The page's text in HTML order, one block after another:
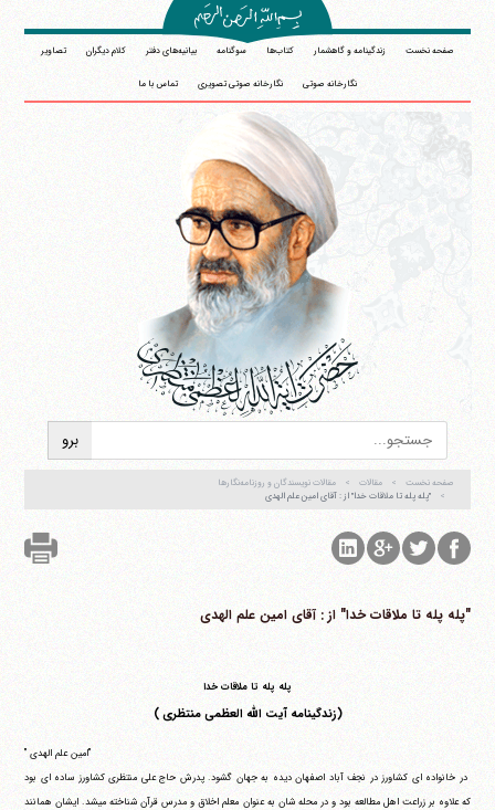
صفحه نخست زندگینامه و گاهشمار کتاب‌ها سوگنامه بیانیه‌های دفتر کلام دیگران تصاویر
نگارخانه صوتی نگارخانه صوتی تصویری تماس با ما
صفحه نخست مقالات
مقالات نویسندگان و روزنامه‌نگارها
"‏پله پله تا ملاقات خدا‏" از : آقای امین علم الهدی‏‏
"‏پله پله تا ملاقات خدا‏" از : آقای امین علم الهدی‏‏
پله پله تا ملاقات خدا
(زندگینامه آیت الله العظمی منتظری )
"امین علم الهدی "
در خانواده ای کشاورز در نجف آباد اصفهان دیده به جهان گشود. پدرش حاج علی منتظری کشاورز ساده ای بود
که علاوه بر زراعت اهل مطالعه بود و در محله شان به عنوان معلم اخلاق و مدرس قرآن شناخته می‎شد. ایشان همانند